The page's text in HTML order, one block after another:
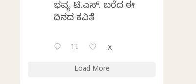
ಭವ್ಯ ಟಿ.ಎಸ್. ಬರೆದ ಈ
ದಿನದ ಕವಿತೆ
X
Load More